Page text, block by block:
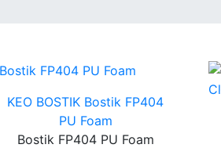
KEO BOSTIK Bostik FP404
PU Foam
Bostik FP404 PU Foam